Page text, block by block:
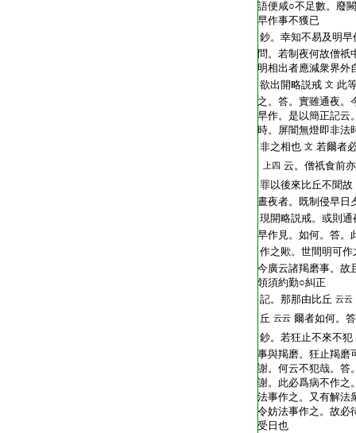
語便咸○不足數。廢
早作事不獲已
鈔。幸知不易及明早
問。若制夜何故僧祇
明相出者應減衆界外
欲出開略説戒 文 此
之。答。實雖通夜。
早作。是以簡正記云
時。屏闇無燈即非法
非之相也 文 若爾者
上四 云。僧祇食前
罪以後來比丘不聞故
晝夜者。既制侵早日
現開略説戒。或則通
早作見。如何。答。
作之歟。世間明可作
今廣云諸羯磨事。故
領須約勤○糾正
記。那那由比丘 云云
丘 云云 爾者如何。答
鈔。若狂止不來不犯
事與羯磨。狂止羯磨
謝。何云不犯哉。答
謝。此必爲病不作之
法事作之。又有解法
令妨法事作之。故必
受日也